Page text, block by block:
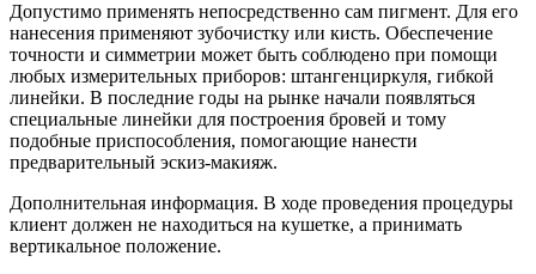
Допустимо применять непосредственно сам пигмент. Для его
нанесения применяют зубочистку или кисть. Обеспечение
точности и симметрии может быть соблюдено при помощи
любых измерительных приборов: штангенциркуля, гибкой
линейки. В последние годы на рынке начали появляться
специальные линейки для построения бровей и тому
подобные приспособления, помогающие нанести
предварительный эскиз-макияж.
Дополнительная информация. В ходе проведения процедуры
клиент должен не находиться на кушетке, а принимать
вертикальное положение.